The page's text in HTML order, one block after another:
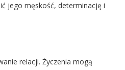
jego męskość, determinację i
relacji. Życzenia mogą